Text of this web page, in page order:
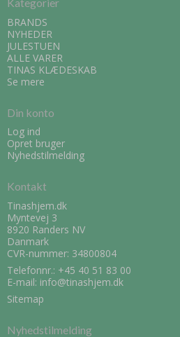
Kategorier
BRANDS
NYHEDER
JULESTUEN
ALLE VARER
TINAS KLÆDESKAB
Se mere
Din konto
Log ind
Opret bruger
Nyhedstilmelding
Kontakt
Tinashjem.dk
Myntevej 3
8920 Randers NV
Danmark
CVR-nummer: 34800804
Telefonnr.: +45 40 51 83 00
E-mail: info@tinashjem.dk
Sitemap
Nyhedstilmelding